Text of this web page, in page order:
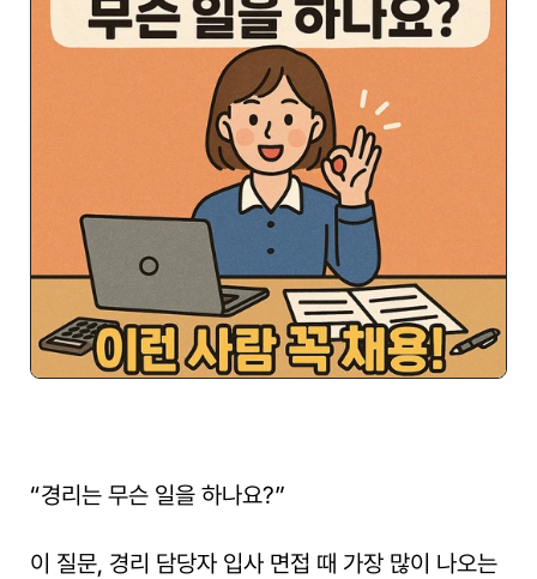
“경리는 무슨 일을 하나요?”
이 질문, 경리 담당자 입사 면접 때 가장 많이 나오는